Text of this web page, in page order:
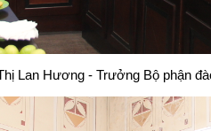
Lan Hương - Trưởng Bộ phận